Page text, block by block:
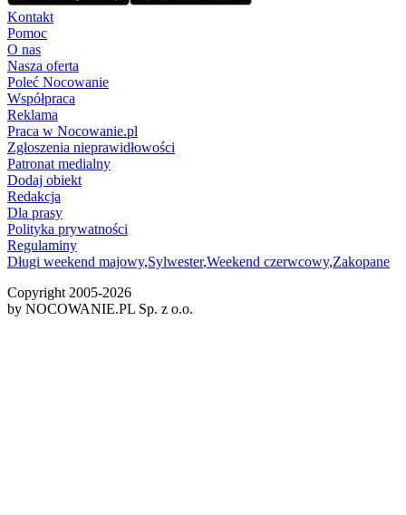
Kontakt
Pomoc
O nas
Nasza oferta
Poleć Nocowanie
Współpraca
Reklama
Praca w Nocowanie.pl
Zgłoszenia nieprawidłowości
Patronat medialny
Dodaj obiekt
Redakcja
Dla prasy
Polityka prywatności
Regulaminy
Długi weekend majowy,Sylwester,Weekend czerwcowy,Zakopane
Copyright 2005-2026
by NOCOWANIE.PL Sp. z o.o.